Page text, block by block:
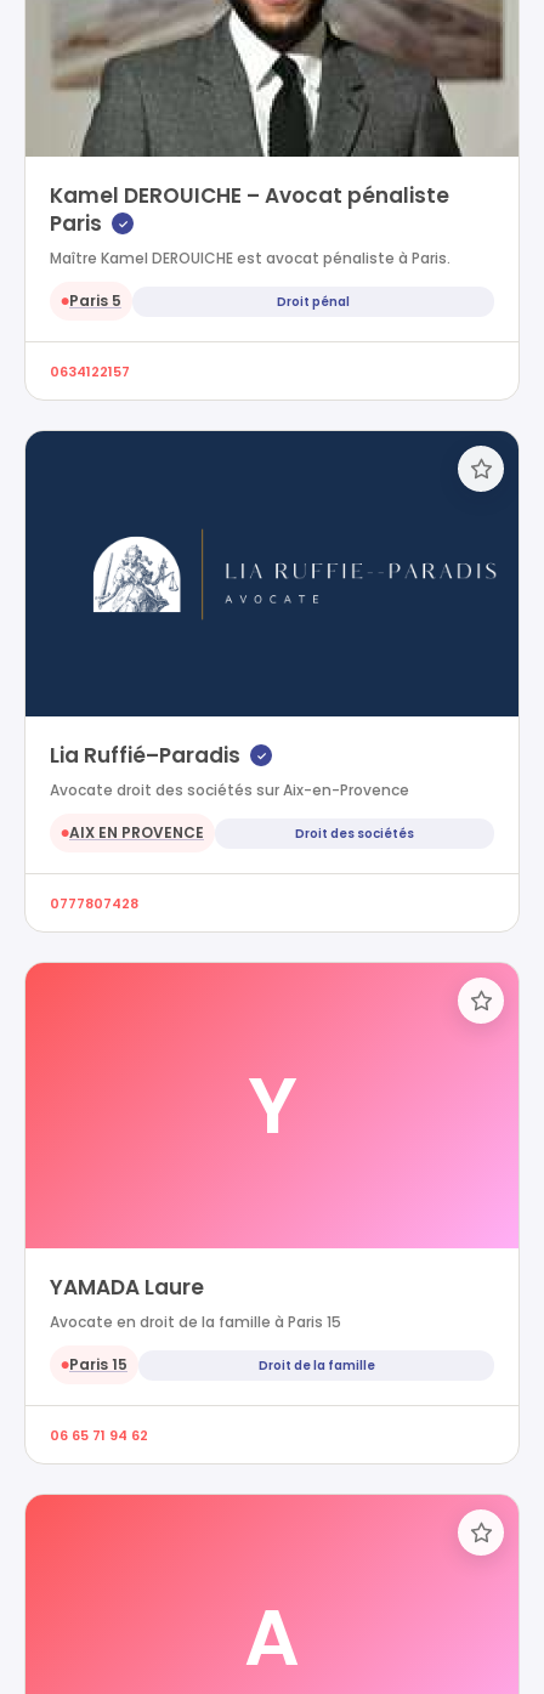
Kamel DEROUICHE – Avocat pénaliste
Paris
✓
Maître Kamel DEROUICHE est avocat pénaliste à Paris.
●Paris 5 Droit pénal
0634122157
Lia Ruffié–Paradis ✓
Avocate droit des sociétés sur Aix-en-Provence
●AIX EN PROVENCE Droit des sociétés
0777807428
Y
YAMADA Laure
Avocate en droit de la famille à Paris 15
●Paris 15 Droit de la famille
06 65 71 94 62
A